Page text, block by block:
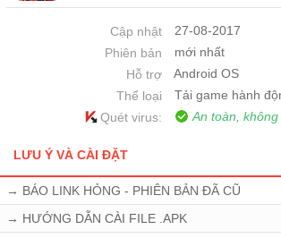
Cập nhật
27-08-2017
Phiên bản
mới nhất
Hỗ trợ
Android OS
Thể loại
Tải game hành
Quét virus:
An toàn,
LƯU Ý VÀ CÀI ĐẶT
→ BÁO LINK HỎNG - PHIÊN BẢN ĐÃ CŨ
→ HƯỚNG DẪN CÀI FILE .APK